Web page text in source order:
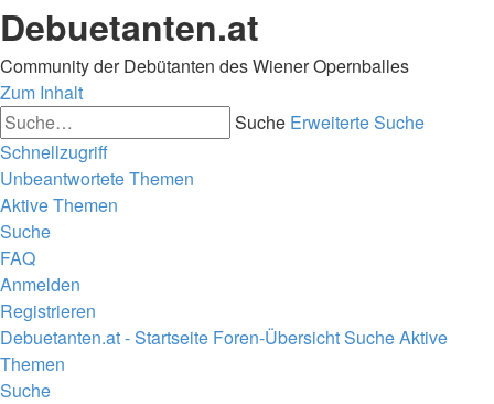
Debuetanten.at
Community der Debütanten des Wiener Opernballes
Zum Inhalt
Suche Erweiterte Suche
Schnellzugriff
Unbeantwortete Themen
Aktive Themen
Suche
FAQ
Anmelden
Registrieren
Debuetanten.at - Startseite Foren-ÜbersichtSucheAktive
Themen
Suche